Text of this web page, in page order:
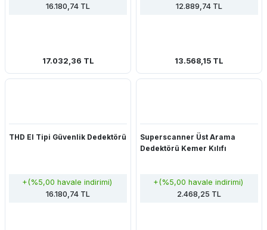
16.180,74 TL
17.032,36 TL
12.889,74 TL
13.568,15 TL
THD El Tipi Güvenlik Dedektörü
+(%5,00 havale indirimi)
16.180,74 TL
Superscanner Üst Arama
Dedektörü Kemer Kılıfı
+(%5,00 havale indirimi)
2.468,25 TL